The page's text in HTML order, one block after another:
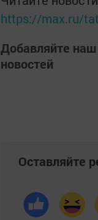
https://max.ru/
Добавляйте наш
новостей
Оставляйте